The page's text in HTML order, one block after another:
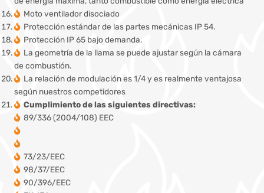
Moto ventilador disociado
Protección estándar de las partes mecánicas IP 54.
Protección IP 65 bajo demanda.
La geometría de la llama se puede ajustar según la cámara
de combustión.
La relación de modulación es 1/4 y es realmente ventajosa
según nuestros competidores
Cumplimiento de las siguientes directivas:
89/336 (2004/108) EEC
73/23/EEC
98/37/EEC
90/396/EEC